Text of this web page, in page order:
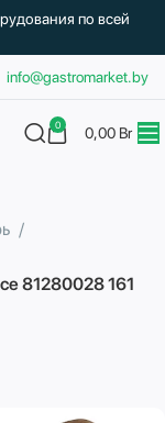
info@gastromarket.by
0 0,00 Br
81280028 161
по всей